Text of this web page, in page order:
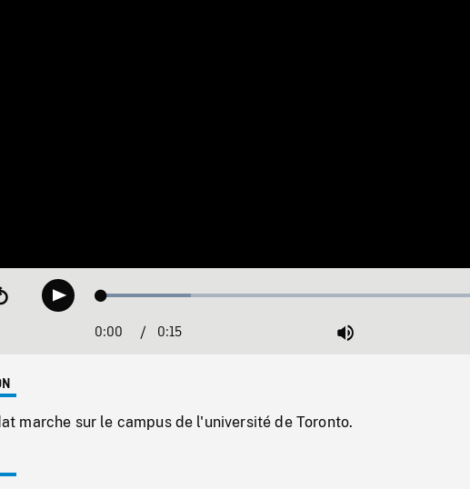
Seek
backwardPlay Loaded:
Current
0:00 / 0:15 Mute
marche sur le campus de l'université de Toronto.